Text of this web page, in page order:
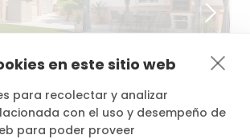
en este sitio web
para recolectar y analizar
con el uso y desempeño de
para poder proveer
€ /h